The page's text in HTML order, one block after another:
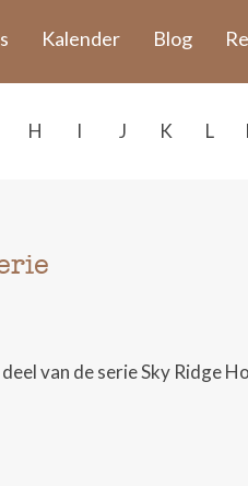
Kalender Blog
H I J K L
van de serie Sky Ridge